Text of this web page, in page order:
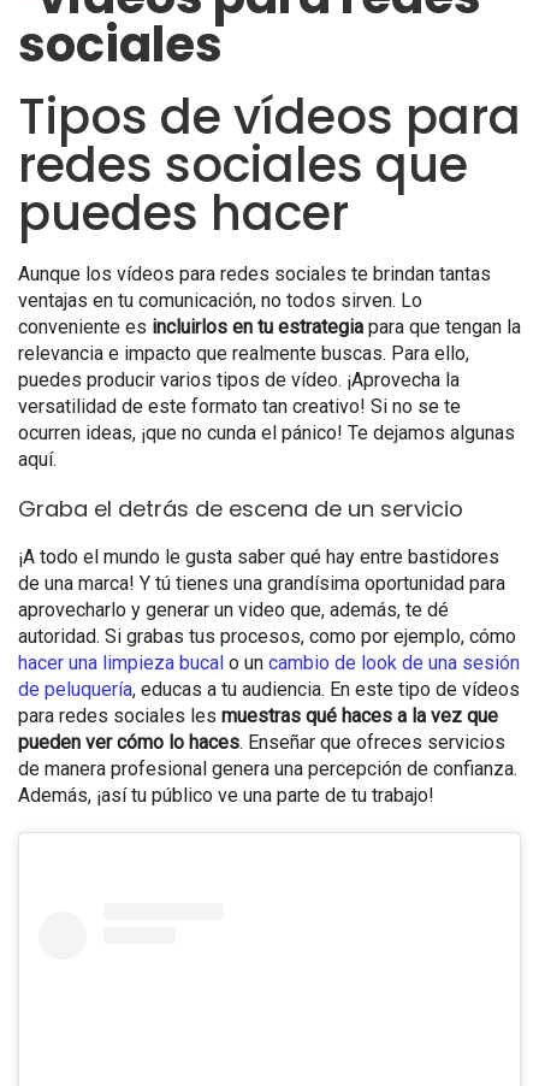
Tipos de vídeos para
redes sociales que
puedes hacer
Aunque los vídeos para redes sociales te brindan tantas
ventajas en tu comunicación, no todos sirven. Lo
conveniente es incluirlos en tu estrategia para que tengan la
relevancia e impacto que realmente buscas. Para ello,
puedes producir varios tipos de vídeo. ¡Aprovecha la
versatilidad de este formato tan creativo! Si no se te
ocurren ideas, ¡que no cunda el pánico! Te dejamos algunas
aquí.
Graba el detrás de escena de un servicio
¡A todo el mundo le gusta saber qué hay entre bastidores
de una marca! Y tú tienes una grandísima oportunidad para
aprovecharlo y generar un video que, además, te dé
autoridad. Si grabas tus procesos, como por ejemplo, cómo
hacer una limpieza bucal o un cambio de look de una sesión
de peluquería, educas a tu audiencia. En este tipo de vídeos
para redes sociales les muestras qué haces a la vez que
pueden ver cómo lo haces. Enseñar que ofreces servicios
de manera profesional genera una percepción de confianza.
Además, ¡así tu público ve una parte de tu trabajo!